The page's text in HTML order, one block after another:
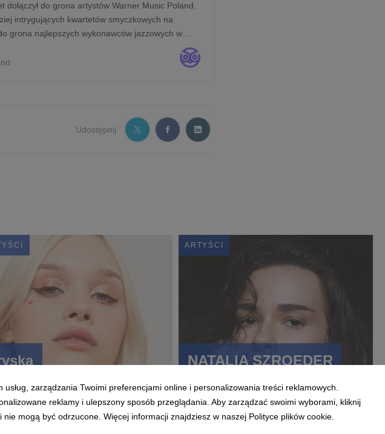
dołączył do grona artystów Warner Music Poland.
intrygujących kwartetów smyczkowych na
grona najlepszych wykonawców jazzowych w
Udostępnij
ARTYŚCI
NATALIA SZROEDER
zarządzania Twoimi preferencjami online i personalizowania treści reklamowych.
reklamy i ulepszony sposób przeglądania. Aby zarządzać swoimi wyborami, kliknij
mogą być odrzucone. Więcej informacji znajdziesz w naszej Polityce plików cookie.